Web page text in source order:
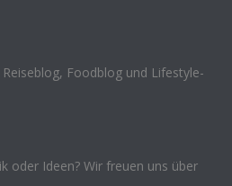
Foodblog und Lifestyle-
oder Ideen? Wir freuen uns über